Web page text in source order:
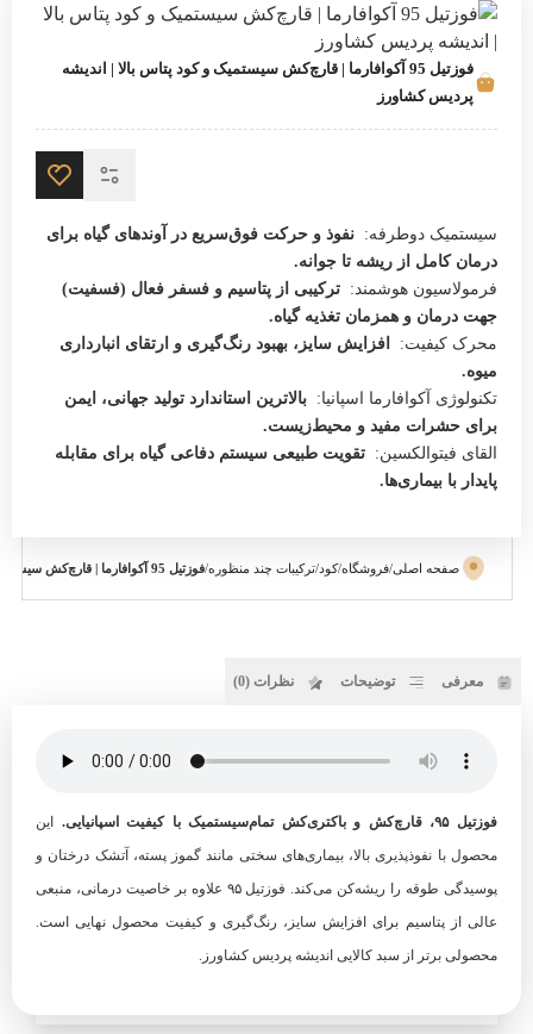
فوزتیل 95 آکوافارما | قارچ‌کش سیستمیک و کود پتاس بالا | اندیشه
پردیس کشاورز
سیستمیک دوطرفه: نفوذ و حرکت فوق‌سریع در آوندهای گیاه برای
درمان کامل از ریشه تا جوانه.
فرمولاسیون هوشمند: ترکیبی از پتاسیم و فسفر فعال (فسفیت)
جهت درمان و همزمان تغذیه گیاه.
محرک کیفیت:
افزایش سایز، بهبود رنگ‌گیری و ارتقای انبارداری
میوه.
تکنولوژی آکوافارما اسپانیا: بالاترین استاندارد تولید جهانی، ایمن
برای حشرات مفید و محیط‌زیست.
القای فیتوالکسین: تقویت طبیعی سیستم دفاعی گیاه برای مقابله
پایدار با بیماری‌ها.
صفحه اصلی/فروشگاه/کود/ترکیبات چند منظوره/فوزتیل 95 آکوافارما | قارچ‌کش سیستمیک و کود پتاس بالا | اندیشه پردیس کشاورز
معرفی توضیحات نظرات (0)
فوزتیل ۹۵، قارچ‌کش و باکتری‌کش تمام‌سیستمیک با کیفیت اسپانیایی.
این
محصول با نفوذپذیری بالا، بیماری‌های سختی مانند گموز پسته، آتشک درختان و
پوسیدگی طوقه را ریشه‌کن می‌کند. فوزتیل ۹۵ علاوه بر خاصیت درمانی، منبعی
عالی از پتاسیم برای افزایش سایز، رنگ‌گیری و کیفیت محصول نهایی است.
محصولی برتر از سبد کالایی اندیشه پردیس کشاورز.